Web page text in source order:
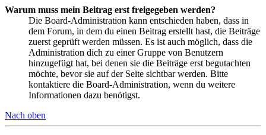
Warum muss mein Beitrag erst freigegeben werden?
Die Board-Administration kann entschieden haben, dass in
dem Forum, in dem du einen Beitrag erstellt hast, die Beiträge
zuerst geprüft werden müssen. Es ist auch möglich, dass die
Administration dich zu einer Gruppe von Benutzern
hinzugefügt hat, bei denen sie die Beiträge erst begutachten
möchte, bevor sie auf der Seite sichtbar werden. Bitte
kontaktiere die Board-Administration, wenn du weitere
Informationen dazu benötigst.
Nach oben